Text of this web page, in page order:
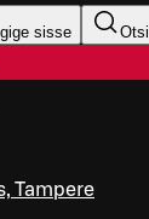
sisse Otsi
Tampere